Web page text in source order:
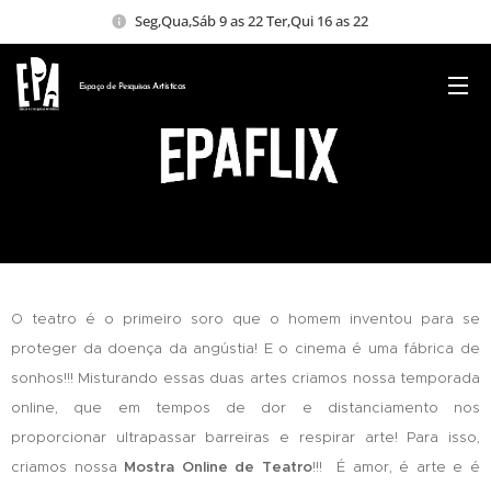
Seg,Qua,Sáb 9 as 22 Ter,Qui 16 as 22
Espaço de Pesquisas Artísticas
O teatro é o primeiro soro que o homem inventou para se
proteger da doença da angústia! E o cinema é uma fábrica de
sonhos!!! Misturando essas duas artes criamos nossa temporada
online, que em tempos de dor e distanciamento nos
proporcionar ultrapassar barreiras e respirar arte! Para isso,
criamos nossa Mostra Online de Teatro!!! É amor, é arte e é